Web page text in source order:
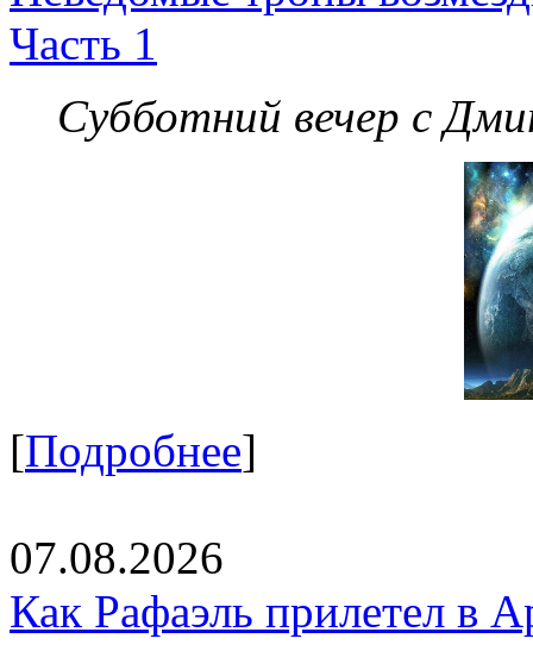
Часть 1
Субботний вечер с
[Подробнее]
07.08.2026
Как Рафаэль прилетел в